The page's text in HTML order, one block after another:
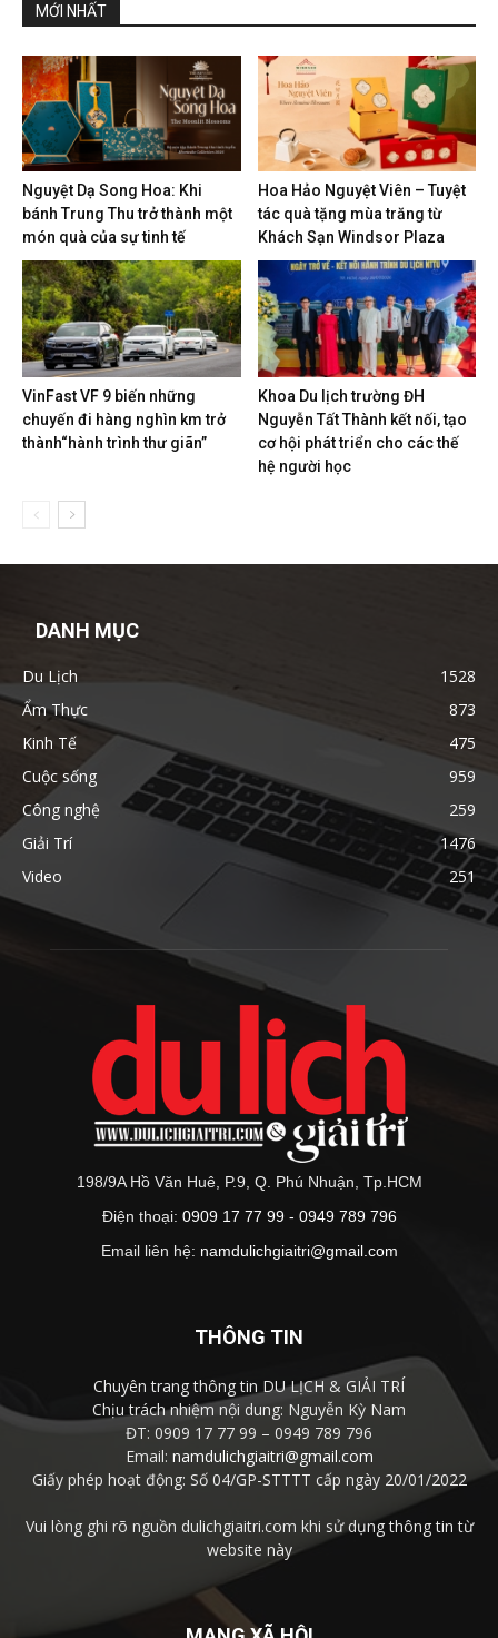
MỚI NHẤT
Nguyệt Dạ Song Hoa: Khi
bánh Trung Thu trở thành một
món quà của sự tinh tế
Hoa Hảo Nguyệt Viên – Tuyệt
tác quà tặng mùa trăng từ
Khách Sạn Windsor Plaza
VinFast VF 9 biến những
chuyến đi hàng nghìn km trở
thành“hành trình thư giãn”
Khoa Du lịch trường ĐH
Nguyễn Tất Thành kết nối, tạo
cơ hội phát triển cho các thế
hệ người học
DANH MỤC
Du Lịch
1528
Ẩm Thực
873
Kinh Tế
475
Cuộc sống
959
Công nghệ
259
Giải Trí
1476
Video
251
198/9A Hồ Văn Huê, P.9, Q. Phú Nhuận, Tp.HCM
Điện thoại: 0909 17 77 99 - 0949 789 796
Email liên hệ: namdulichgiaitri@gmail.com
THÔNG TIN
Chuyên trang thông tin DU LỊCH & GIẢI TRÍ
Chịu trách nhiệm nội dung: Nguyễn Kỳ Nam
ĐT: 0909 17 77 99 – 0949 789 796
Email: namdulichgiaitri@gmail.com
Giấy phép hoạt động: Số 04/GP-STTTT cấp ngày 20/01/2022
Vui lòng ghi rõ nguồn dulichgiaitri.com khi sử dụng thông tin từ
website này